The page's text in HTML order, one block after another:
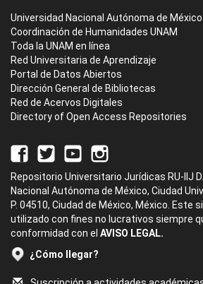
Universidad Nacional Autónoma de México
Coordinación de Humanidades UNAM
Toda la UNAM en línea
Red Universitaria de Aprendizaje
Portal de Datos Abiertos
Dirección General de Bibliotecas
Red de Acervos Digitales
Directory of Open Access Repositories
Repositorio Universitario Jurídicas RU-IIJ
Nacional Autónoma de México, Ciudad
P. 04510, Ciudad de México, México. Este
utilizado con fines no lucrativos siempre
conformidad con el AVISO LEGAL.
¿Cómo llegar?